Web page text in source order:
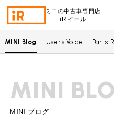
ミニの中古車専門店
iR:イール
BMW MINI BMWミニ 在庫
ROVER MINI ローバーミニ
TRADE 買取
MINI Blog User's Voice Part's
MINI
MINI ブログ